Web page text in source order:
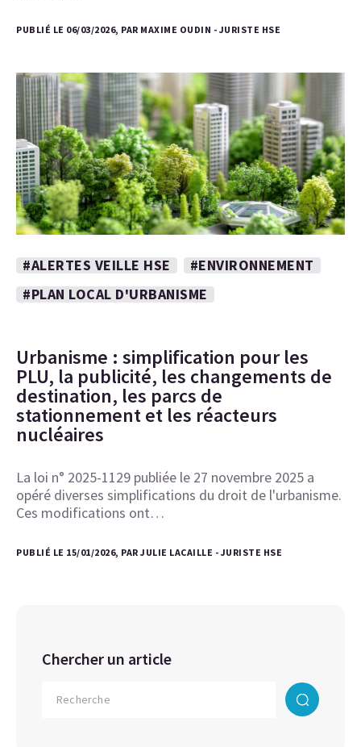
PUBLIÉ LE 06/03/2026, PAR MAXIME OUDIN - JURISTE HSE
#ALERTES VEILLE HSE
#ENVIRONNEMENT
#PLAN LOCAL D'URBANISME
Urbanisme : simplification pour les
PLU, la publicité, les changements de
destination, les parcs de
stationnement et les réacteurs
nucléaires
La loi n° 2025-1129 publiée le 27 novembre 2025 a
opéré diverses simplifications du droit de l'urbanisme.
Ces modifications ont…
PUBLIÉ LE 15/01/2026, PAR JULIE LACAILLE - JURISTE HSE
Chercher un article